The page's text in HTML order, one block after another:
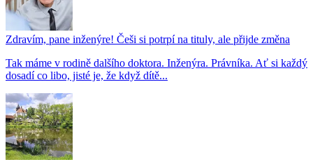
Zdravím, pane inženýre! Češi si potrpí na tituly, ale přijde změna
Tak máme v rodině dalšího doktora. Inženýra. Právníka. Ať si každý
dosadí co libo, jisté je, že když dítě...